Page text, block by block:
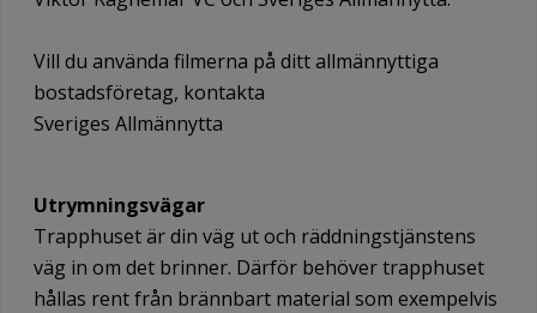
Vill du använda filmerna på ditt allmännyttiga
bostadsföretag, kontakta
Sveriges Allmännytta
Utrymningsvägar
Trapphuset är din väg ut och räddningstjänstens
väg in om det brinner. Därför behöver trapphuset
hållas rent från brännbart material som exempelvis